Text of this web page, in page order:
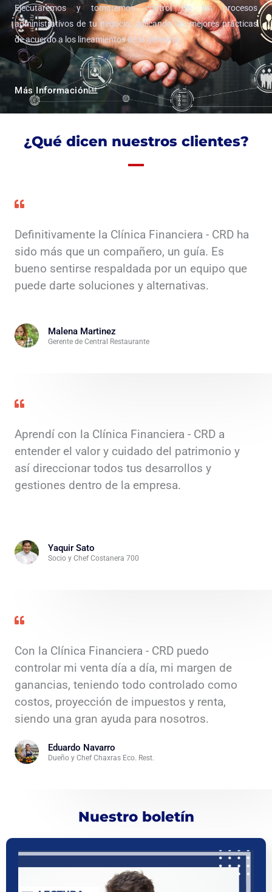
Ejecutaremos y tomaremos control de los procesos
administrativos de tu negocio, aplicando las mejores prácticas
de acuerdo a los lineamientos de la gerencia.
Más Información
¿Qué dicen nuestros clientes?
Definitivamente la Clínica Financiera - CRD ha
sido más que un compañero, un guía. Es
bueno sentirse respaldada por un equipo que
puede darte soluciones y alternativas.
Malena Martinez
Gerente de Central Restaurante
Aprendí con la Clínica Financiera - CRD a
entender el valor y cuidado del patrimonio y
así direccionar todos tus desarrollos y
gestiones dentro de la empresa.
Yaquir Sato
Socio y Chef Costanera 700
Con la Clínica Financiera - CRD puedo
controlar mi venta día a día, mi margen de
ganancias, teniendo todo controlado como
costos, proyección de impuestos y renta,
siendo una gran ayuda para nosotros.
Eduardo Navarro
Dueño y Chef Chaxras Eco. Rest.
Nuestro boletín